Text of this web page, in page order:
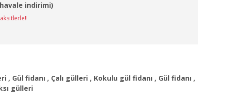
indirimi)
, Gül fidanı , Çalı gülleri , Kokulu gül fidanı , Gül fidanı ,
gülleri